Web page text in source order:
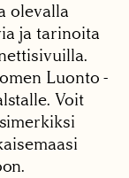
olevalla
ja tarinoita
Luonto -
Voit